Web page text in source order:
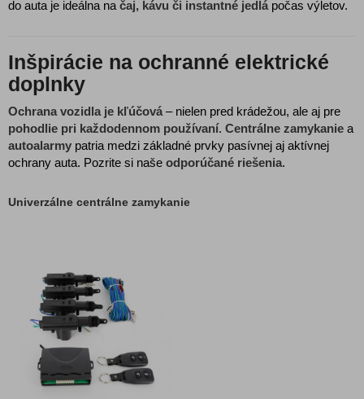
do auta je ideálna na čaj, kávu či instantné jedlá počas výletov.
Inšpirácie na ochranné elektrické
doplnky
Ochrana vozidla je kľúčová – nielen pred krádežou, ale aj pre
pohodlie pri každodennom používaní. Centrálne zamykanie a
autoalarmy patria medzi základné prvky pasívnej aj aktívnej
ochrany auta. Pozrite si naše odporúčané riešenia.
Univerzálne centrálne zamykanie